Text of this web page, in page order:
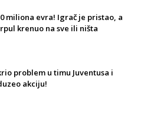
miliona evra! Igrač je pristao, a
krenuo na sve ili ništa
problem u timu Juventusa i
akciju!